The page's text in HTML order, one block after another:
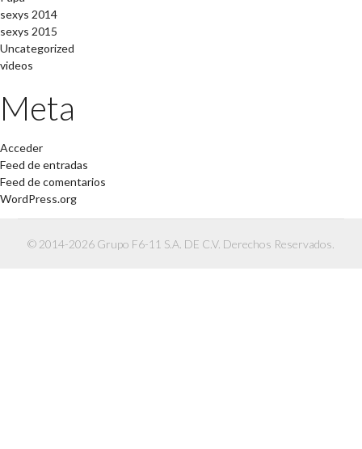
sexys 2014
sexys 2015
Uncategorized
videos
Meta
Acceder
Feed de entradas
Feed de comentarios
WordPress.org
© 2014-2026 Grupo F6-11 S.A. DE C.V. Derechos Reservados.